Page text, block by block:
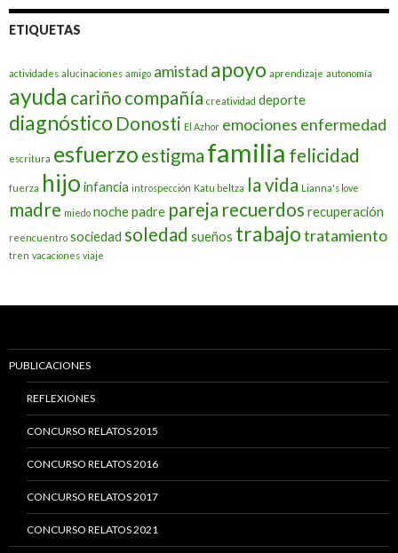
ETIQUETAS
actividades alucinaciones amigo amistad apoyo aprendizaje autonomía
ayuda cariño compañía creatividad deporte
diagnóstico Donosti El Azhor emociones enfermedad
escritura esfuerzo estigma familia felicidad
fuerza hijo infancia introspección Katu beltza la vida Lianna's love
madre miedo nochepadre pareja recuerdos recuperación
reencuentro sociedad soledad sueños trabajotratamiento
tren vacaciones viaje
PUBLICACIONES
REFLEXIONES
CONCURSO RELATOS 2015
CONCURSO RELATOS 2016
CONCURSO RELATOS 2017
CONCURSO RELATOS 2021